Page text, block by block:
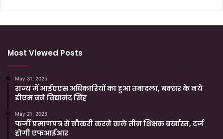
Most Viewed Posts
May 31, 2025
राज्य में आईएएस अधिकारियों का हुआ तबादला, बक्सर के नये
डीएम बने विद्यानंद सिंह
May 21, 2025
फर्जी प्रमाणपत्र से नौकरी करने वाले तीन शिक्षक बर्खास्त, दर्ज
होगी एफआईआर